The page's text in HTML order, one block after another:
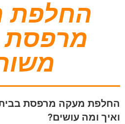
החלפת
מרפסת
החלפת מעקה מרפסת
ואיך ומה עושים?